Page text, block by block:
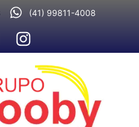
(41) 99811-4008